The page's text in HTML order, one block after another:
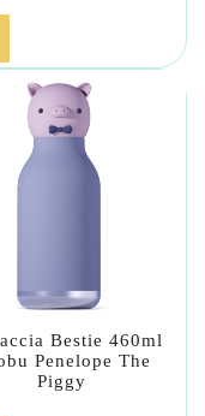
Bestie 460ml
Penelope The
Piggy